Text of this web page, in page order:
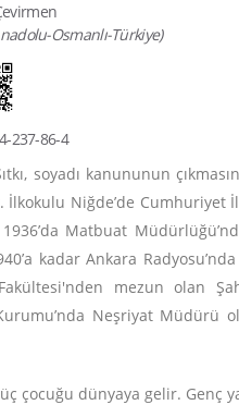
Osmanlı-Türkiye)
237-86-4
soyadı kanununun
Niğde’de Cumhuriyet
Matbuat
kadar Ankara
mezun olan
Neşriyat Müdürü
çocuğu dünyaya gelir. Genç